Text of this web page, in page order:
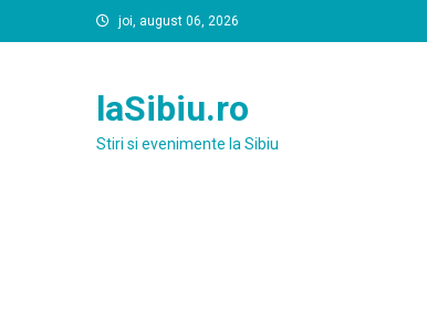
to
joi, august 06, 2026
laSibiu.ro
Stiri si evenimente la Sibiu